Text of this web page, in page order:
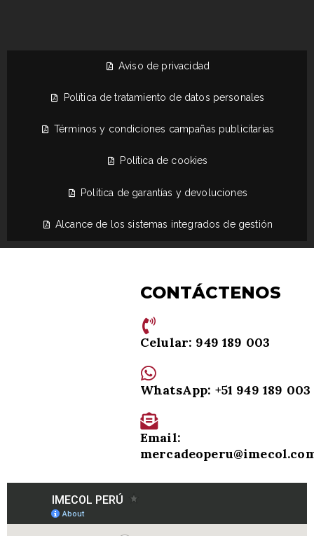
Aviso de privacidad
Política de tratamiento de datos personales
Términos y condiciones campañas publicitarias
Política de cookies
Política de garantías y devoluciones
Alcance de los sistemas integrados de gestión
CONTÁCTENOS
Celular: 949 189 003
WhatsApp: +51 949 189 003
Email: